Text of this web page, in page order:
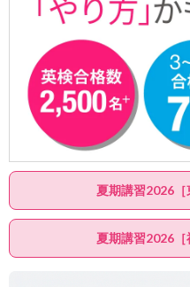
夏期講習2026［
夏期講習2026［